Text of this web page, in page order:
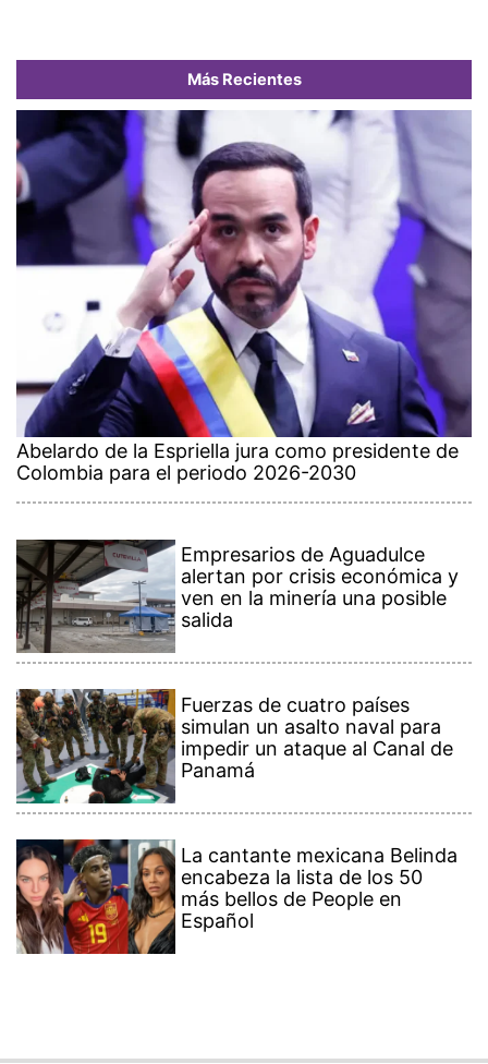
Más Recientes
Abelardo de la Espriella jura como presidente de
Colombia para el periodo 2026-2030
Empresarios de Aguadulce
alertan por crisis económica y
ven en la minería una posible
salida
Fuerzas de cuatro países
simulan un asalto naval para
impedir un ataque al Canal de
Panamá
La cantante mexicana Belinda
encabeza la lista de los 50
más bellos de People en
Español